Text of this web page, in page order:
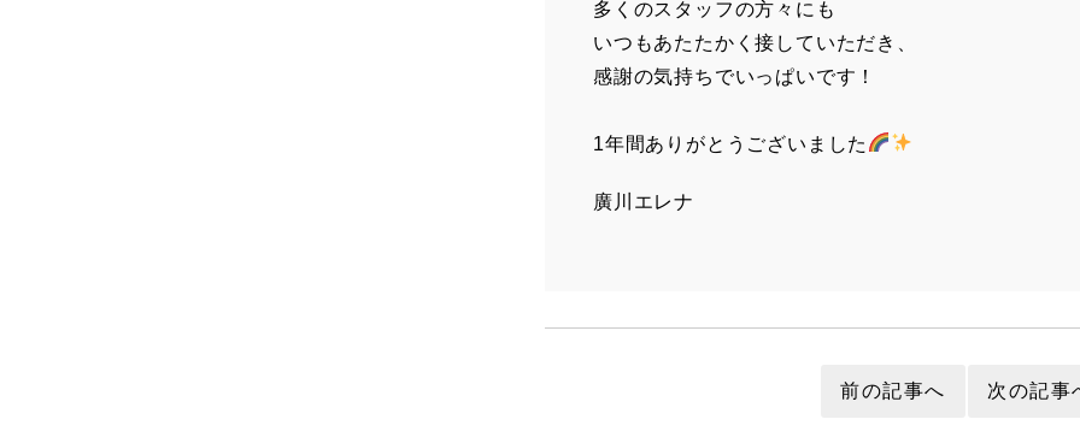
多くのスタッフの方々にも
いつもあたたかく接していただき、
感謝の気持ちでいっぱいです！
1年間ありがとうございました
廣川エレナ
前の記事へ 次の記事